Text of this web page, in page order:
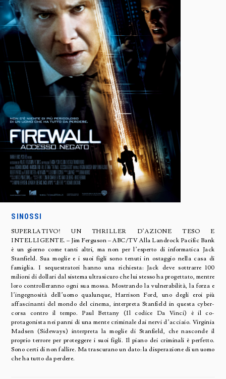
SINOSSI
SUPERLATIVO! UN THRILLER D’AZIONE TESO E
INTELLIGENTE. – Jim Ferguson – ABC/TV Alla Landrock Pacific Bank
è un giorno come tanti altri, ma non per l’esperto di informatica Jack
Stanfield. Sua moglie e i suoi figli sono tenuti in ostaggio nella casa di
famiglia. I sequestratori hanno una richiesta: Jack deve sottrarre 100
milioni di dollari dal sistema ultrasicuro che lui stesso ha progettato, mentre
loro controlleranno ogni sua mossa. Mostrando la vulnerabilità, la forza e
l’ingegnosità dell’uomo qualunque, Harrison Ford, uno degli eroi più
affascinanti del mondo del cinema, interpreta Stanfield in questa cyber-
corsa contro il tempo. Paul Bettany (Il codice Da Vinci) è il co-
protagonista nei panni di una mente criminale dai nervi d’acciaio. Virginia
Madsen (Sideways) interpreta la moglie di Stanfield, che nasconde il
proprio terrore per proteggere i suoi figli. Il piano dei criminali è perfetto.
Sono certi di non fallire. Ma trascurano un dato: la disperazione di un uomo
che ha tutto da perdere.